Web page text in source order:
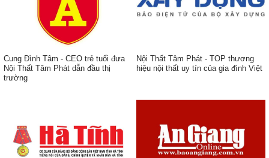
Cung Đình Tâm - CEO trẻ tuổi đưa
Nội Thất Tâm Phát dẫn đầu thị
trường
Nội Thất Tâm Phát - TOP thương
hiệu nội thất uy tín của gia đình Việt